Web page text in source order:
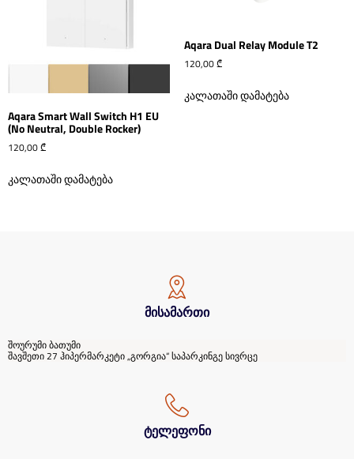
Aqara Smart Wall Switch H1 EU
(No Neutral, Double Rocker)
120,00₾
კალათაში დამატება
Aqara Dual Relay Module T2
120,00₾
კალათაში დამატება
მისამართი
შოურუმი ბათუმი
შავშეთი 27 ჰიპერმარკეტი „გორგია“ საპარკინგე სივრცე
ტელეფონი